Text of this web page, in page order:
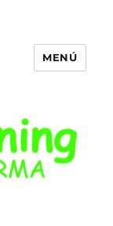
MENÚ